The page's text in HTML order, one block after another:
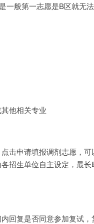
般第一志愿是B区就无法
他相关专业
击申请填报调剂志愿，可
招生单位自主设定，最长
回复是否同意参加复试，